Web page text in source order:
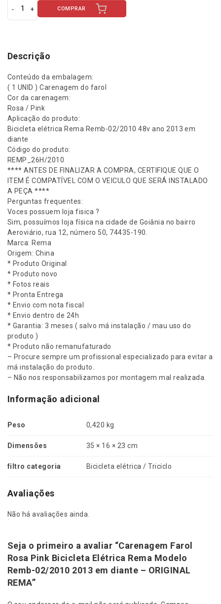
C
a
n
g
e
m
F
a
r
o
l
R
o
s
a
P
i
n
k
B
i
c
i
c
l
e
t
a
E
l
é
t
r
c
e
a
o
e
o
b
-
0
2
COMPRAR
Descrição
Conteúdo da embalagem:
( 1 UNID ) Carenagem do farol
Cor da carenagem:
Rosa / Pink
Aplicação do produto:
Bicicleta elétrica Rema Remb-02/2010 48v ano 2013 em
diante
Código do produto:
REMP_26H/2010
**** ANTES DE FINALIZAR A COMPRA, CERTIFIQUE QUE O
ITEM É COMPATÍVEL COM O VEICULO QUE SERÁ INSTALADO
A PEÇA ****
Perguntas frequentes:
Voces possuem loja fisica ?
Sim, possuímos loja física na cidade de Goiânia no bairro
Aeroviário, rua 12, número 50, 74435-190.
Marca: Rema
Origem: China
* Produto Original
* Produto novo
* Fotos reais
* Pronta Entrega
* Envio com nota fiscal
* Envio dentro de 24h
* Garantia: 3 meses ( salvo má instalação / mau uso do
produto )
* Produto não remanufaturado
– Procure sempre um profissional especializado para evitar a
má instalação do produto.
– Não nos responsabilizamos por montagem mal realizada.
Informação adicional
Peso 0,420 kg
Dimensões 35 × 16 × 23 cm
filtro categoria Bicicleta elétrica / Triciclo
Avaliações
Não há avaliações ainda.
Seja o primeiro a avaliar “Carenagem Farol
Rosa Pink Bicicleta Elétrica Rema Modelo
Remb-02/2010 2013 em diante – ORIGINAL
REMA”